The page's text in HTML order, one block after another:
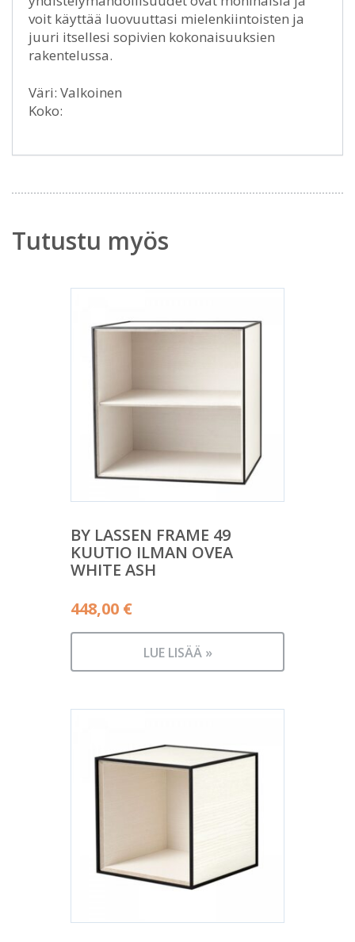
voit käyttää luovuuttasi mielenkiintoisten ja
juuri itsellesi sopivien kokonaisuuksien
rakentelussa.
Väri: Valkoinen
Koko:
Tutustu myös
BY LASSEN FRAME 49
KUUTIO ILMAN OVEA
WHITE ASH
448,00 €
LUE LISÄÄ »